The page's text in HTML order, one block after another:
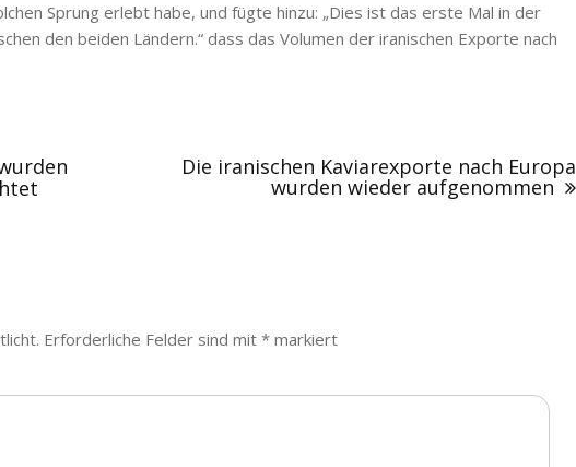
Sprung erlebt habe, und fügte hinzu: „Dies ist das erste Mal in der
den beiden Ländern.“ dass das Volumen der iranischen Exporte nach
Die iranischen Kaviarexporte nach Europa
wurden wieder aufgenommen
Erforderliche Felder sind mit * markiert